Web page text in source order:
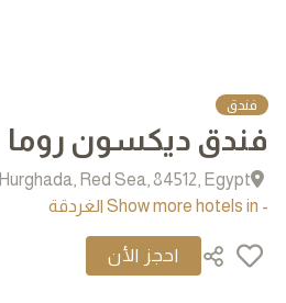
فندق
فندق ديكسون روما
Hurghada, Red Sea, 84512, Egypt
- Show more hotels in الغردقة